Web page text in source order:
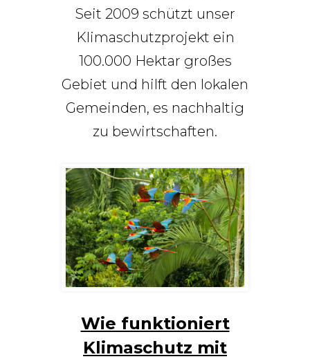
Seit 2009 schützt unser
Klimaschutzprojekt ein
100.000 Hektar großes
Gebiet und hilft den lokalen
Gemeinden, es nachhaltig
zu bewirtschaften.
Wie funktioniert
Klimaschutz mit